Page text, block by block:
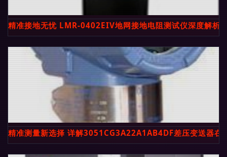
精准接地无忧 LMR-0402EIV地网接地电阻测试仪深度解析
精准测量新选择 详解3051CG3A22A1AB4DF差压变送器在